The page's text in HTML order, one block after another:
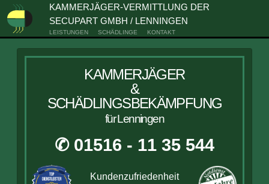
KAMMERJÄGER-VERMITTLUNG DER
SECUPART GMBH / LENNINGEN
LEISTUNGEN SCHÄDLINGE KONTAKT
KAMMERJÄGER
&
SCHÄDLINGSBEKÄMPFUNG
für Lenningen
✆ 01516 - 11 35 544
Kundenzufriedenheit